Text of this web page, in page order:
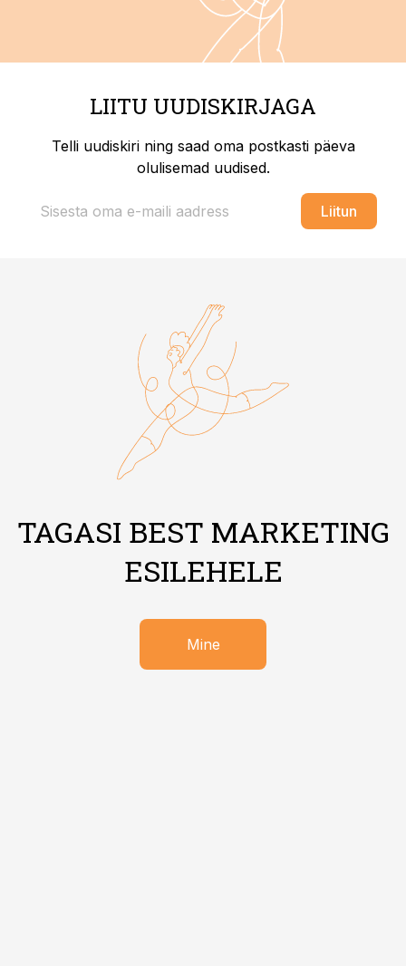
LIITU UUDISKIRJAGA
Telli uudiskiri ning saad oma postkasti päeva
olulisemad uudised.
Liitun
TAGASI BEST MARKETING
ESILEHELE
Mine